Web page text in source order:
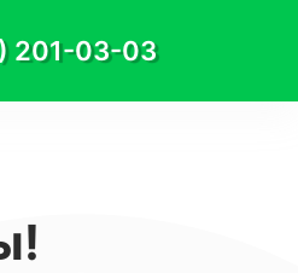
201-03-03